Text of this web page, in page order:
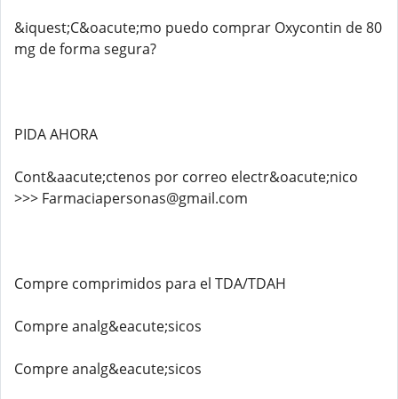
&iquest;C&oacute;mo puedo comprar Oxycontin de 80
mg de forma segura?
PIDA AHORA
Cont&aacute;ctenos por correo electr&oacute;nico
>>> Farmaciapersonas@gmail.com
Compre comprimidos para el TDA/TDAH
Compre analg&eacute;sicos
Compre analg&eacute;sicos